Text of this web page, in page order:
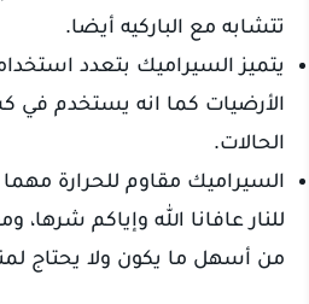
تتشابه مع الباركيه أيضا.
يتميز السيراميك بتعدد
الأرضيات كما انه يستخدم
الحالات.
السيراميك مقاوم للحرارة
للنار عافانا الله وإياكم شرها،
من أسهل ما يكون ولا يحتاج